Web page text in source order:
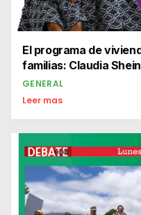
El programa de
familias: Claudia
GENERAL
Leer mas